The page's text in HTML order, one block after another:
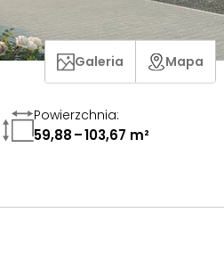
Galeria Mapa
Powierzchnia:
59,88 – 103,67 m²